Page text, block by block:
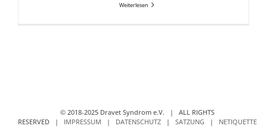
Weiterlesen
© 2018-2025 Dravet Syndrom e.V. | ALL RIGHTS
RESERVED | IMPRESSUM | DATENSCHUTZ | SATZUNG | NETIQUETTE